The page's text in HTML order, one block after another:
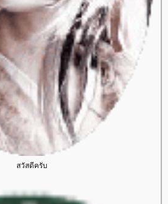
สวัสดีครับ